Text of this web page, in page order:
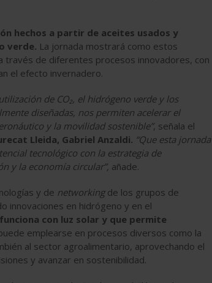
hechos a partir de aceites usados y
verde. La jornada mostrará como estos
través de diferentes procesos innovadores, con
el efecto invernadero.
de CO₂, el hidrógeno verde y los
diseñadas, nos permiten acelerar el
y la movilidad sostenible”, señala el
Lleida, Gabriel Anzaldi. “Que esta jornada
tecnológico con la estrategia de
y la economía circular”, añade.
y de networkingde los grupos de
innovaciones en hidrógeno y en el
con luz solar y que permite
emplearse en procesos diversos como la
al sector agroalimentario, aprovechando el
y avanzar en sostenibilidad.